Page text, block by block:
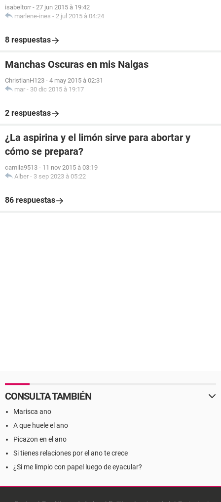
isabeltorr - 27 jun 2015 à 19:42
marlene-ines - 2 jul 2015 à 04:24
8 respuestas
Manchas Oscuras en mis Nalgas
ChristianH123 - 4 may 2015 à 02:31
mar - 30 dic 2015 à 19:17
2 respuestas
¿La aspirina y el limón sirve para abortar y
cómo se prepara?
camila9513 - 11 nov 2015 à 03:19
Alber - 3 sep 2023 à 05:22
86 respuestas
CONSULTA TAMBIÉN
Marisca ano
A que huele el ano
Picazon en el ano
Si tienes relaciones por el ano te crece
¿Si me limpio con papel luego de eyacular?